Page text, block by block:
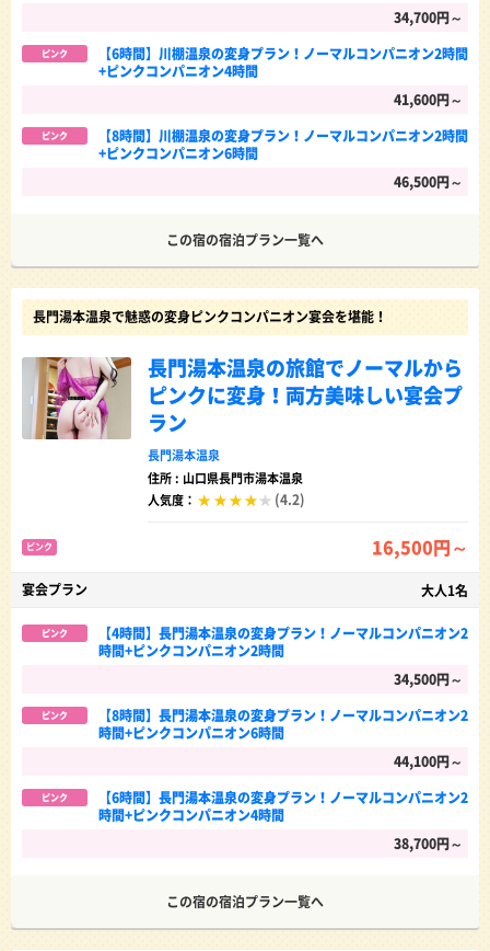
34,700円～
ピンク
【6時間】川棚温泉の変身プラン！ノーマルコンパニオン2時間
+ピンクコンパニオン4時間
41,600円～
ピンク
【8時間】川棚温泉の変身プラン！ノーマルコンパニオン2時間
+ピンクコンパニオン6時間
46,500円～
この宿の宿泊プラン一覧へ
長門湯本温泉で魅惑の変身ピンクコンパニオン宴会を堪能！
長門湯本温泉の旅館でノーマルから
ピンクに変身！両方美味しい宴会プ
ラン
長門湯本温泉
住所 : 山口県長門市湯本温泉
人気度：
(4.2)
ピンク 16,500円～
宴会プラン 大人1名
ピンク
【4時間】長門湯本温泉の変身プラン！ノーマルコンパニオン2
時間+ピンクコンパニオン2時間
34,500円～
ピンク
【8時間】長門湯本温泉の変身プラン！ノーマルコンパニオン2
時間+ピンクコンパニオン6時間
44,100円～
ピンク
【6時間】長門湯本温泉の変身プラン！ノーマルコンパニオン2
時間+ピンクコンパニオン4時間
38,700円～
この宿の宿泊プラン一覧へ